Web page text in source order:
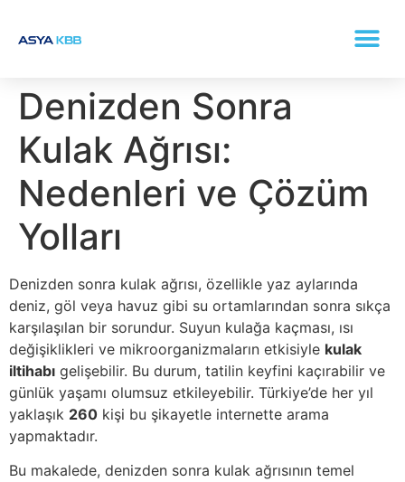
Denizden Sonra
Kulak Ağrısı:
Nedenleri ve Çözüm
Yolları
Denizden sonra kulak ağrısı, özellikle yaz aylarında
deniz, göl veya havuz gibi su ortamlarından sonra sıkça
karşılaşılan bir sorundur. Suyun kulağa kaçması, ısı
değişiklikleri ve mikroorganizmaların etkisiyle kulak
iltihabı gelişebilir. Bu durum, tatilin keyfini kaçırabilir ve
günlük yaşamı olumsuz etkileyebilir. Türkiye’de her yıl
yaklaşık 260 kişi bu şikayetle internette arama
yapmaktadır.
Bu makalede, denizden sonra kulak ağrısının temel